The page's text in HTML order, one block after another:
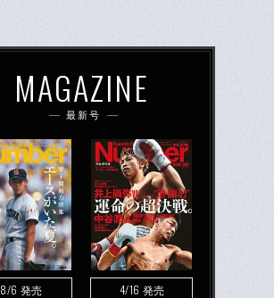
MAGAZINE
最新号
8/6 発売 4/16 発売